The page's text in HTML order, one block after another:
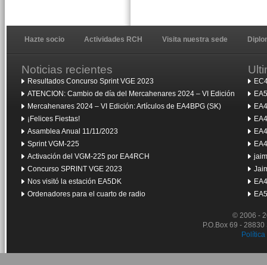
Hazte socio Actividades RCH Visita nuestra sede
Noticias recientes
Resultados Concurso Sprint VGE 2023
ATENCION: Cambio de día del Mercahenares 2024 – VI Edición
Mercahenares 2024 – VI Edición: Artículos de EA4BPG (SK)
¡Felices Fiestas!
Asamblea Anual 11/11/2023
Sprint VGM-225
Activación del VGM-225 por EA4RCH
Concurso SPRINT VGE 2023
Nos visitó la estación EA5DK
Ordenadores para el cuarto de radio
© 2006 -
P.O.Box 69 -